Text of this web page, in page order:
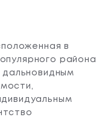
в
района
дальновидным